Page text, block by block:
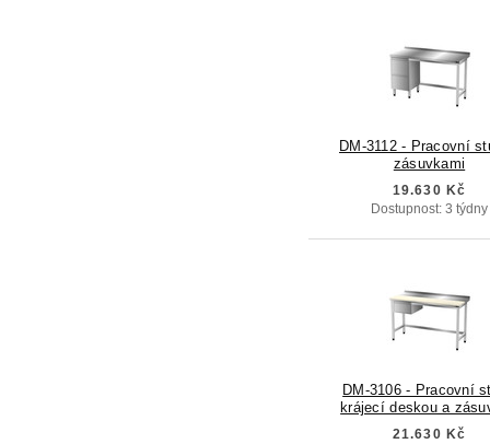
DM-3112 - Pracovní
zásuvkami
19.630 Kč
Dostupnost: 3 týdny
DM-3106 - Pracovní
krájecí deskou a
21.630 Kč